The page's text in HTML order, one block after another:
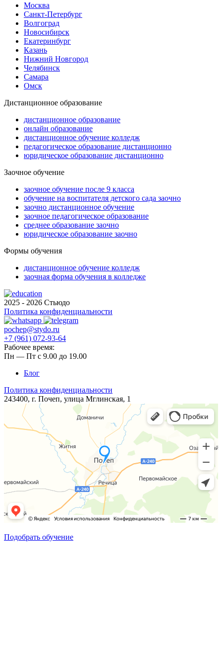
Москва
Санкт-Петербург
Волгоград
Новосибирск
Екатеринбург
Казань
Нижний Новгород
Челябинск
Самара
Омск
Дистанционное образование
дистанционное образование
онлайн образование
дистанционное обучение колледж
педагогическое образование дистанционно
юридическое образование дистанционно
Заочное обучение
заочное обучение после 9 класса
обучение на воспитателя детского сада заочно
заочно дистанционное обучение
заочное педагогическое образование
среднее образование заочно
юридическое образование заочно
Формы обучения
дистанционное обучение колледж
заочная форма обучения в колледже
2025 - 2026 Стьюдо
Политика конфиденциальности
pochep@stydo.ru
+7 (961) 072-93-64
Рабочее время:
Пн — Пт с 9.00 до 19.00
Блог
Политика конфиденциальности
243400, г. Почеп, ​улица ​Мглинская, 1
Подобрать обучение